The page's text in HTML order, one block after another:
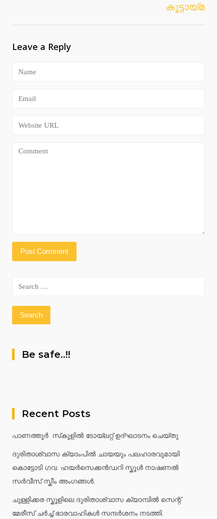
കൂട്ടായ്മ
Leave a Reply
Search
Be safe..!!
Recent Posts
പാണത്തൂർ സ്‌കൂളിൽ ടോയ്ലറ്റ് ഉദ്ഘാടനം ചെയ്തു
ദുരിതാശ്വാസ ക്യാംപിൽ ചായയും പലഹാരവുമായി
കൊട്ടോടി ഗവ. ഹയർസെക്കൻഡറി സ്കൂൾ നാഷണൽ
സർവീസ് സ്കീം അംഗങ്ങൾ.
ചുള്ളിക്കര സ്കൂളിലെ ദുരിതാശ്വാസ ക്യാമ്പിൽ സെന്റ്
മേരീസ് ചർച്ച് ഭാരവാഹികൾ സന്ദർശനം നടത്തി.